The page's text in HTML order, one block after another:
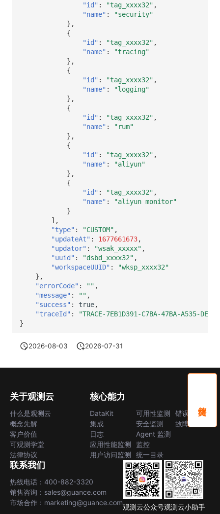
"id" : "tag_xxxx32" ,
"name" :
"security"
},
{
"id" : "tag_xxxx32" ,
"name" :
"tracing"
},
{
"id" : "tag_xxxx32" ,
"name" :
"logging"
},
{
"id" : "tag_xxxx32" ,
"name" :
"rum"
},
{
"id" : "tag_xxxx32" ,
"name" :
"aliyun"
},
{
"id" : "tag_xxxx32" ,
"name" :
"aliyun monitor"
}
],
"type" : "CUSTOM" ,
"updateAt" : 1677661673,
"updator" : "wsak_xxxxx" ,
"uuid" : "dsbd_xxxx32" ,
"workspaceUUID" :
"wksp_xxxx32"
},
"errorCode" : "" ,
"message" : "" ,
"success" : true,
"traceId" :
"TRACE-7EB1D391-C7BA-47BA-A535-
}
2026-08-03 2026-07-31
关于观测云
什么是观测云
概念先解
客户价值
可观测学堂
法律协议
核心能力
DataKit
集成
日志
应用性能监测
用户访问监测
可用性监测
安全监测
Agent 监测
监控
统一目录
错误中心
故障中心
联系我们
热线电话：400-882-3320
销售咨询：sales@guance.com
市场合作：marketing@guance.com
观测云公众号观测云小助手